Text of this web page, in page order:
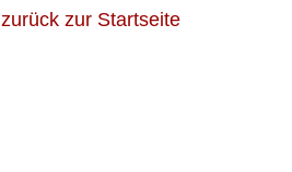
zurück zur Startseite